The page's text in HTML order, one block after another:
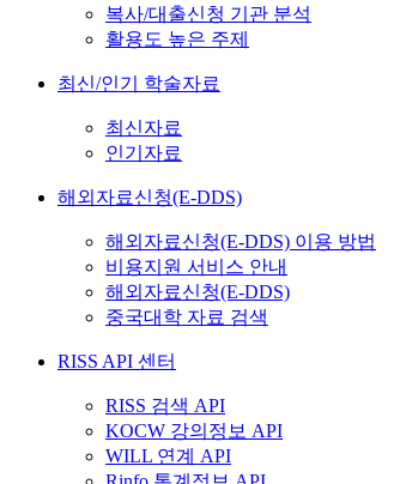
복사/대출신청 기관 분석
활용도 높은 주제
최신/인기 학술자료
최신자료
인기자료
해외자료신청(E-DDS)
해외자료신청(E-DDS) 이용 방법
비용지원 서비스 안내
해외자료신청(E-DDS)
중국대학 자료 검색
RISS API 센터
RISS 검색 API
KOCW 강의정보 API
WILL 연계 API